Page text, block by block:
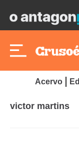
Acervo
victor martins